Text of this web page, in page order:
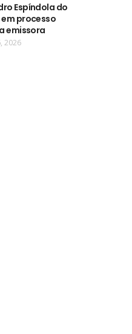
Espíndola do
em processo
emissora
2026